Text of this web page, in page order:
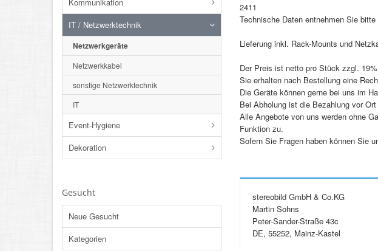
IT / Netzwerktechnik
Netzwerkgeräte
Netzwerkkabel
sonstige Netzwerktechnik
IT
Event-Hygiene
Dekoration
Gesucht
Neue Gesucht
Kategorien
2411
Technische Daten entnehmen Sie
Lieferung inkl. Rack-Mounts und
Der Preis ist netto pro Stück zzgl.
Sie erhalten nach Bestellung eine
Die Geräte können gerne bei uns im
Bei Abholung ist die Bezahlung vor
Alle Angebote von uns werden ohne
Funktion zu.
Sofern Sie Fragen haben können Sie
stereobild GmbH & Co.KG
Martin Sohns
Peter-Sander-Straße 43c
DE, 55252, Mainz-Kastel